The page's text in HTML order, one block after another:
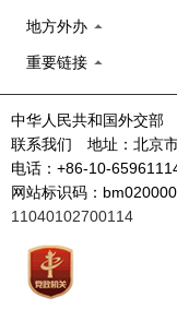
地方外办
重要链接
中华人民共和国外交部
联系我们 地址：北京
电话：+86-10-
网站标识码：
11040102700114